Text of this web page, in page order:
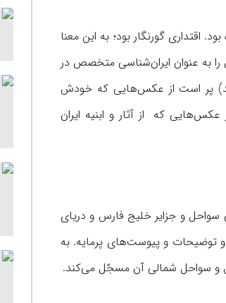
اقتداری گورنگار بود؛ به این معنا
به عنوان ایران‌شناسی متخصص در
جلد) پر است از عکس‌هایی که خودش
که از آثار و ابنیه ایران
و جزایر خلیج فارس و دریای
توضیحات و پیوست‌های پرمایه. به
و سواحل شمالی آن مسجّل می‌کند.